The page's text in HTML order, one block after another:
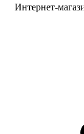
Интернет-